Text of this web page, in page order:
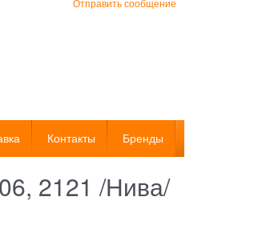
Контакты Бренды
2121 /Нива/